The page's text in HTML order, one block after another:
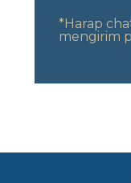
*Harap
mengirim